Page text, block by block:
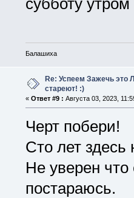
Балашиха
Re: Успеем Зажечь это
стареют! :)
« Ответ #9 : Августа 03, 2023,
Черт побери!
Сто лет здесь
Не уверен что
постараюсь.